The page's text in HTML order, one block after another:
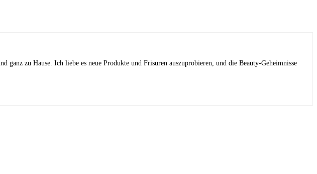
zu Hause. Ich liebe es neue Produkte und Frisuren auszuprobieren, und die Beauty-Geheimnisse